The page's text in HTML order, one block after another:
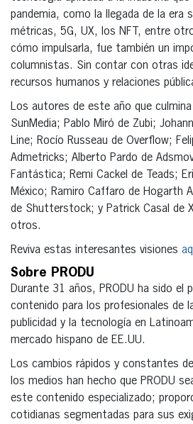
pandemia, como la llegada de la era
métricas, 5G, UX, los NFT, entre
cómo impulsarla, fue también un
columnistas. Sin contar con otras
recursos humanos y relaciones
Los autores de este año que
SunMedia; Pablo Miró de Zubi;
Line; Rocío Russeau de Overflow;
Admetricks; Alberto Pardo de
Fantástica; Remi Cackel de Teads;
México; Ramiro Caffaro de Hogarth
de Shutterstock; y Patrick Casal de
otros.
Reviva estas interesantes visiones
Sobre PRODU
Durante 31 años, PRODU ha sido el
contenido para los profesionales de
publicidad y la tecnología en
mercado hispano de EE.UU.
Los cambios rápidos y constantes
los medios han hecho que PRODU
este contenido especializado;
cotidianas segmentadas para sus